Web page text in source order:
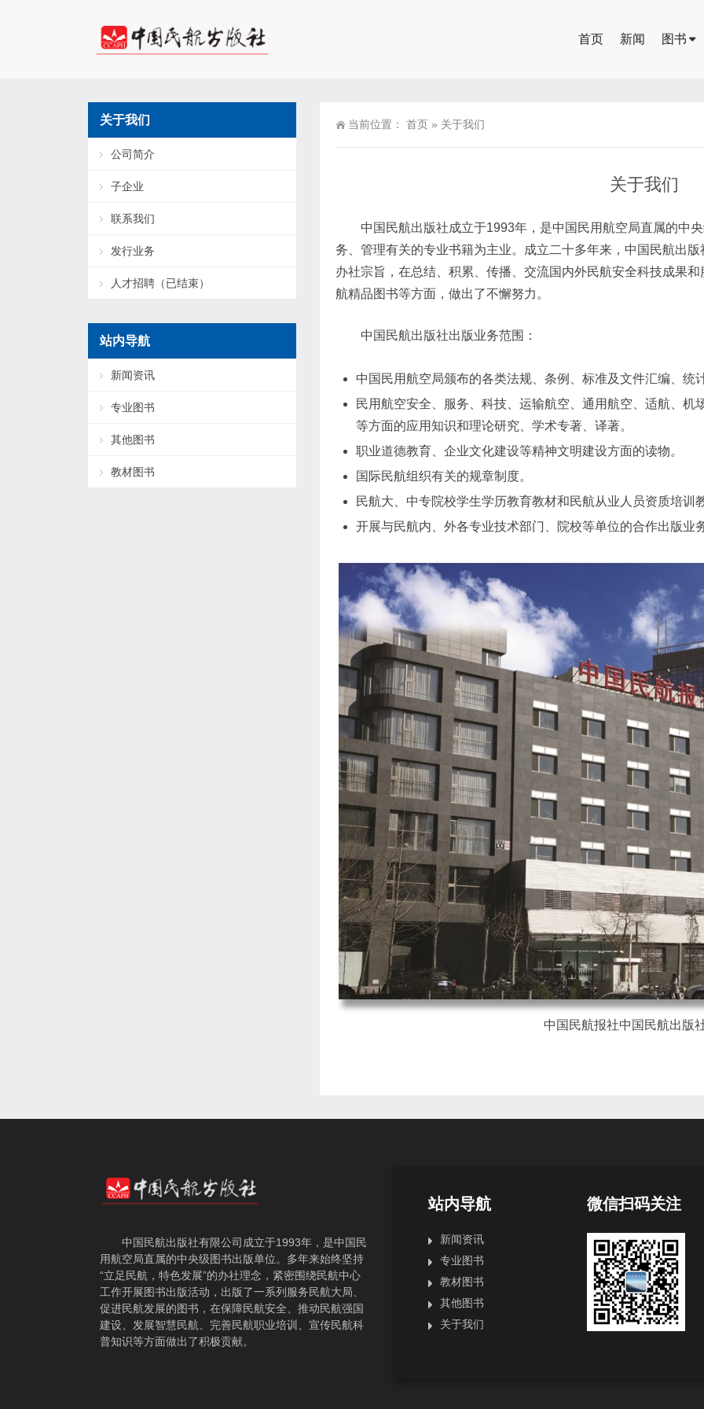
首页 新闻 图书
当前位置： 首页 » 关于我们
关于我们
中国民航出版社成立于1993年，是中国民用航空局直属的中央
务、管理有关的专业书籍为主业。成立二十多年来，中国民航出
办社宗旨，在总结、积累、传播、交流国内外民航安全科技成果
航精品图书等方面，做出了不懈努力。
中国民航出版社出版业务范围：
中国民用航空局颁布的各类法规、条例、标准及文件汇编、统
民用航空安全、服务、科技、运输航空、通用航空、适航、机
等方面的应用知识和理论研究、学术专著、译著。
职业道德教育、企业文化建设等精神文明建设方面的读物。
国际民航组织有关的规章制度。
民航大、中专院校学生学历教育教材和民航从业人员资质培训
开展与民航内、外各专业技术部门、院校等单位的合作出版业
中国民航报社中国民航出版
关于我们
公司简介
子企业
联系我们
发行业务
人才招聘（已结束）
站内导航
新闻资讯
专业图书
其他图书
教材图书
中国民航出版社有限公司成立于1993年，是中国民
用航空局直属的中央级图书出版单位。多年来始终坚持
“立足民航，特色发展”的办社理念，紧密围绕民航中心
工作开展图书出版活动，出版了一系列服务民航大局、
促进民航发展的图书，在保障民航安全、推动民航强国
建设、发展智慧民航、完善民航职业培训、宣传民航科
普知识等方面做出了积极贡献。
站内导航
新闻资讯
专业图书
教材图书
其他图书
关于我们
微信扫码关注